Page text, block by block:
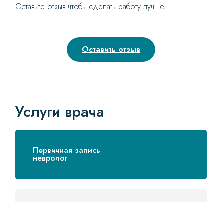
Оставьте отзыв чтобы сделать работу лучше
Оставить отзыв
Услуги врача
Первичная запись
невролог